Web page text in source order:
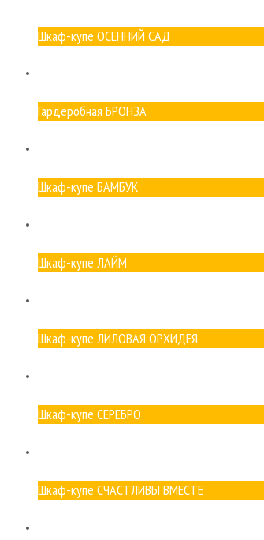
Шкаф-купе ОСЕННИЙ САД
Гардеробная БРОНЗА
Шкаф-купе БАМБУК
Шкаф-купе ЛАЙМ
Шкаф-купе ЛИЛОВАЯ ОРХИДЕЯ
Шкаф-купе СЕРЕБРО
Шкаф-купе СЧАСТЛИВЫ ВМЕСТЕ